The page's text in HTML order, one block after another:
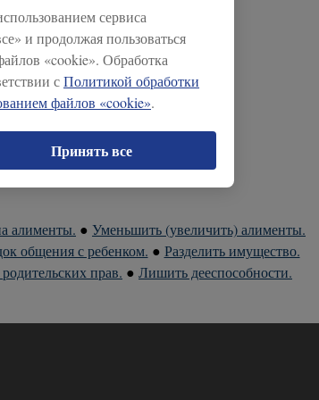
сервиса
и продолжая пользоваться
«cookie». Обработка
сПолитикой обработки
файлов «cookie».
Принять все
(руб.)
14519
15826
12486
14083
алименты. ● Уменьшить (увеличить) алименты.
общения с ребенком. ● Разделить имущество.
прав. ● Лишить дееспособности.